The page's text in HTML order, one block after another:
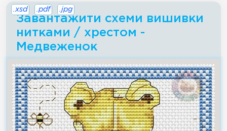
Завантажити схеми вишивки
нитками / хрестом -
Медвеженок
.xsd .pdf .jpg